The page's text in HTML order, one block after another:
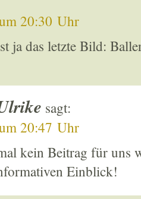
20:30 Uhr
ja das letzte Bild:
sagt:
20:47 Uhr
kein Beitrag für
Einblick!